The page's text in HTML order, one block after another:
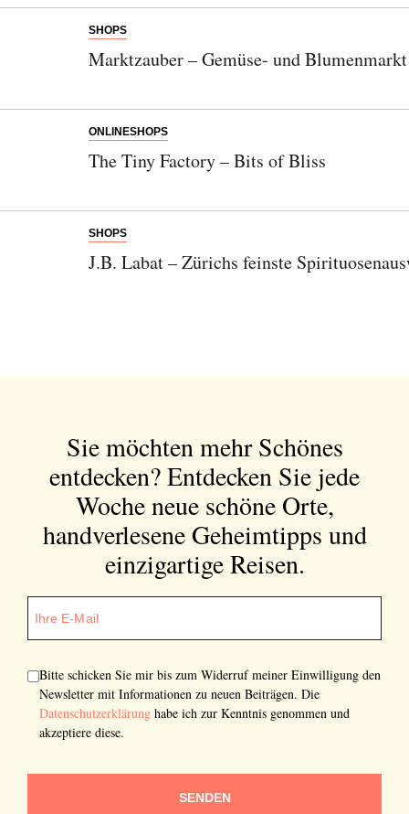
SHOPS
Marktzauber – Gemüse- und
ONLINESHOPS
The Tiny Factory – Bits of Bliss
SHOPS
J.B. Labat – Zürichs feinste
Sie möchten mehr Schönes
entdecken?Entdecken Sie jede
Woche neue schöne Orte,
handverlesene Geheimtipps und
einzigartige Reisen.
Bitte schicken Sie mir bis zum Widerruf meiner Einwilligung den
Newsletter mit Informationen zu neuen Beiträgen. Die
Datenschutzerklärung habe ich zur Kenntnis genommen und
akzeptiere diese.
SENDEN